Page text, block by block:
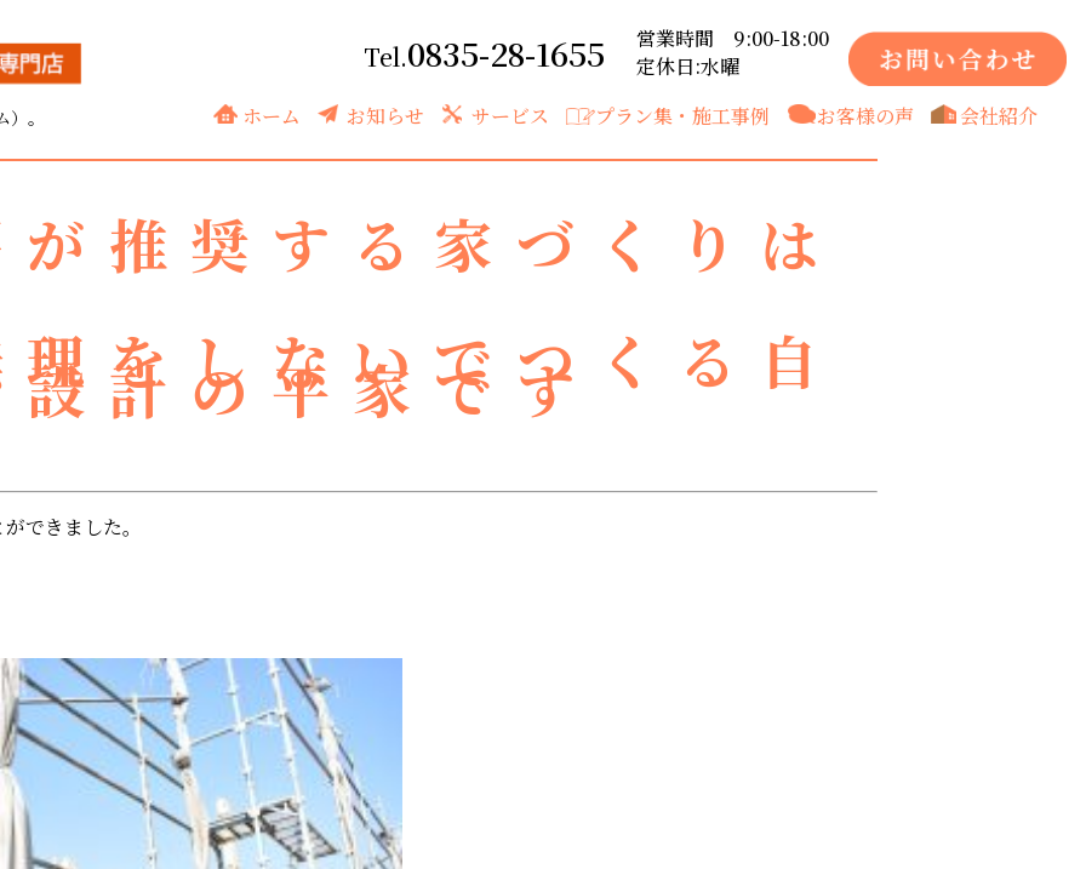
。
0835-28-1655
営業時間 9:00-18:00
定休日:水曜
ホーム
お知らせ サービス プラン集・施工事例 お客様の声 会社紹介
した。
推奨する家づくりは
をしないでつくる自
設計の平家です
できました。